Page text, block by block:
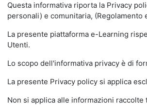
Questa informativa riporta la Privacy
personali) e comunitaria,
La presente piattaforma e-Learning
Utenti.
Lo scopo dell'informativa privacy è di
La presente Privacy policy si applica
Non si applica alle informazioni